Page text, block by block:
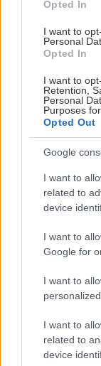
Opted In
I want to
Personal
Opted In
I want to
Retention,
Personal
Purposes
Opted Out
Google
I want to
related to
device
I want to
Google for
I want to
I want to
related to
device
môžu dobre
pripravené
a zosilniť tak
Gabiony
ornicu do
– 15 cm
spravidla
častí
kovové
betónovou